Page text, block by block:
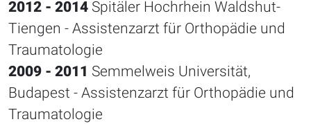
2012 - 2014 Spitäler Hochrhein Waldshut-
Tiengen - Assistenzarzt für Orthopädie und
Traumatologie
2009 - 2011 Semmelweis Universität,
Budapest - Assistenzarzt für Orthopädie und
Traumatologie